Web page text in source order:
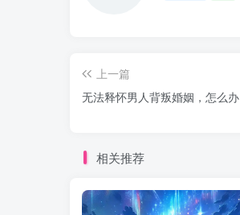
上一篇
无法释怀男人背叛婚姻，怎么办
相关推荐